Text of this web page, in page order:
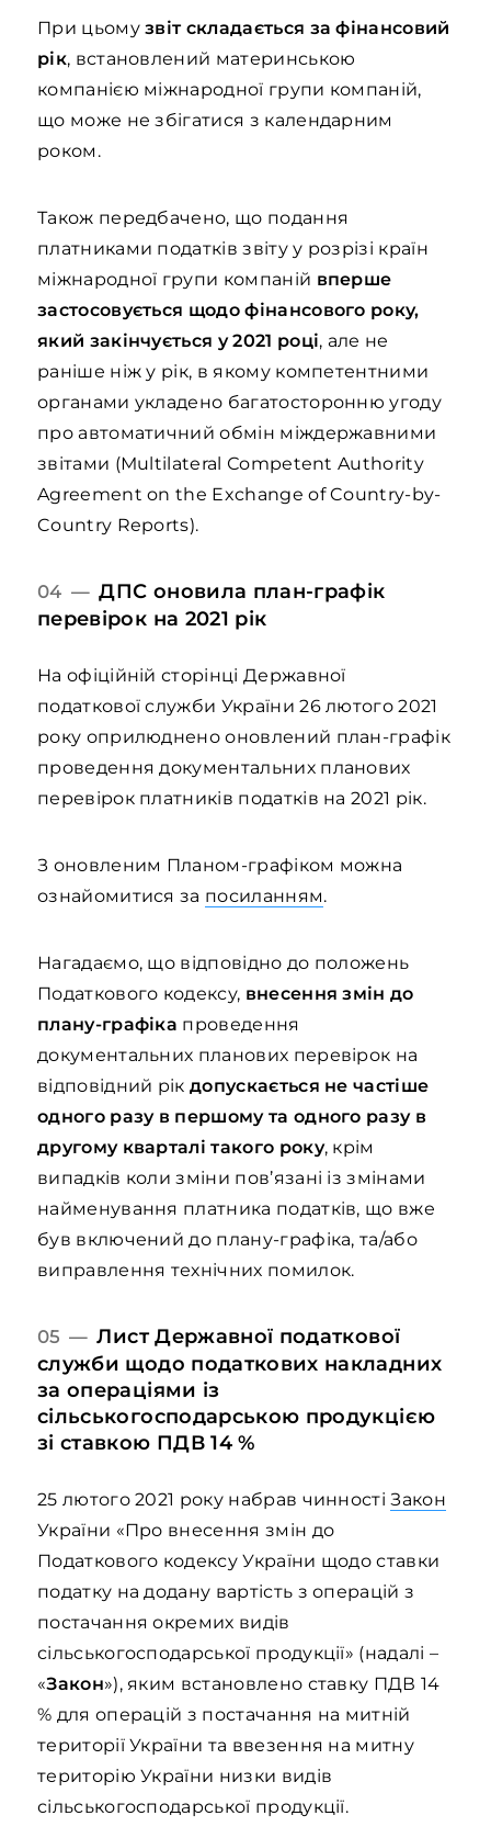
При цьомузвіт складається за фінансовий
рік, встановлений материнською
компанією міжнародної групи компаній,
що може не збігатися з календарним
роком.
Також передбачено, що подання
платниками податків звіту у розрізі країн
міжнародної групи компаній вперше
застосовується щодо фінансового року,
який закінчується у 2021 році, але не
раніше ніж у рік, в якому компетентними
органами укладено багатосторонню угоду
про автоматичний обмін міждержавними
звітами (Мultilateral Сompetent Authority
Agreement on the Exchange of Country-by-
Country Reports).
04 —ДПС оновила план-графік
перевірок на 2021 рік
На офіційній сторінці Державної
податкової служби України 26 лютого 2021
року оприлюднено оновлений план-графік
проведення документальних планових
перевірок платників податків на 2021 рік.
З оновленим Планом-графіком можна
ознайомитися за посиланням.
Нагадаємо, що відповідно до положень
Податкового кодексу, внесення змін до
плану-графіка проведення
документальних планових перевірок на
відповідний рікдопускається не частіше
одного разу в першому та одного разу в
другому кварталі такого року, крім
випадків коли зміни пов’язані із змінами
найменування платника податків, що вже
був включений до плану-графіка, та/або
виправлення технічних помилок.
05 —Лист Державної податкової
служби щодо податкових накладних
за операціями із
сільськогосподарською продукцією
зі ставкою ПДВ 14 %
25 лютого 2021 року набрав чинностіЗакон
України «Про внесення змін до
Податкового кодексу України щодо ставки
податку на додану вартість з операцій з
постачання окремих видів
сільськогосподарської продукції» (надалі –
«Закон»), яким встановлено ставку ПДВ 14
% для операцій з постачання на митній
території України та ввезення на митну
територію України низки видів
сільськогосподарської продукції.